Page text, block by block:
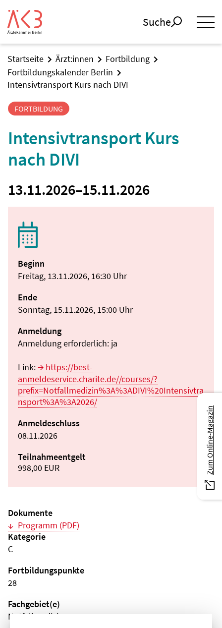
Suche
Startseite Ärzt:innen
Fortbildung
Fortbildungskalender Berlin
Intensivtransport Kurs nach DIVI
FORTBILDUNG
Intensivtransport Kurs
nach DIVI
13.11.2026–15.11.2026
Beginn
Freitag, 13.11.2026, 16:30 Uhr
Ende
Sonntag, 15.11.2026, 15:00 Uhr
Anmeldung
Anmeldung erforderlich: ja
Link:
https://best-
anmeldeservice.charite.de//courses/?
prefix=Notfallmedizin%3A%3ADIVI%20Intensivtra
nsport%3A%3A2026/
Anmeldeschluss
08.11.2026
Teilnahmeentgelt
998,00 EUR
Dokumente
Programm (PDF)
Kategorie
C
Fortbildungspunkte
28
Fachgebiet(e)
Notfallmedizin
Zum Online-Magazin